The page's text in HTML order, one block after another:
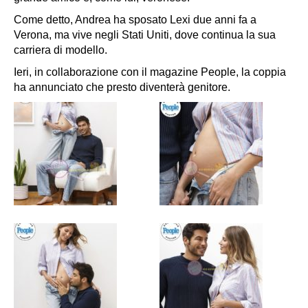
Come detto, Andrea ha sposato Lexi due anni fa a
Verona, ma vive negli Stati Uniti, dove continua la sua
carriera di modello.
Ieri, in collaborazione con il magazine People, la coppia
ha annunciato che presto diventerà genitore.